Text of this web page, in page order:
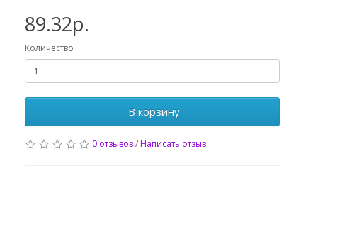
89.32р.
Количество
В корзину
0 отзывов/Написать отзыв